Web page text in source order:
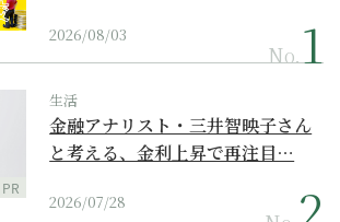
2026/08/03
No.
PR
生活
金融アナリスト・三井智映子さん
と考える、金利上昇で再注目…
2026/07/28